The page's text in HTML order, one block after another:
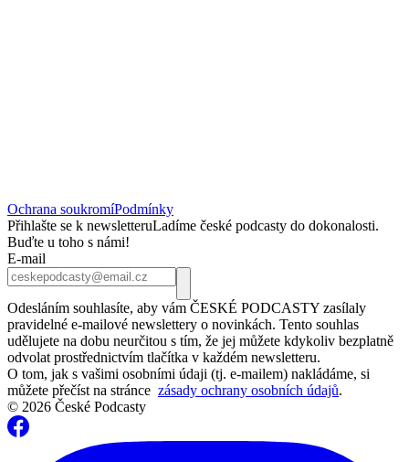
Ochrana soukromíPodmínky
Přihlašte se k newsletteruLadíme české podcasty do dokonalosti.
Buďte u toho s námi!
E-mail
Odesláním souhlasíte, aby vám ČESKÉ PODCASTY zasílaly
pravidelné e-mailové newslettery o novinkách. Tento souhlas
udělujete na dobu neurčitou s tím, že jej můžete kdykoliv bezplatně
odvolat prostřednictvím tlačítka v každém newsletteru.
O tom, jak s vašimi osobními údaji (tj. e-mailem) nakládáme, si
můžete přečíst na stránce zásady ochrany osobních údajů.
© 2026 České Podcasty